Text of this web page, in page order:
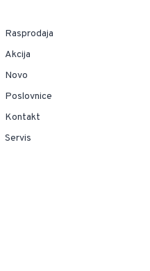
Rasprodaja
Akcija
Novo
Poslovnice
Kontakt
Servis